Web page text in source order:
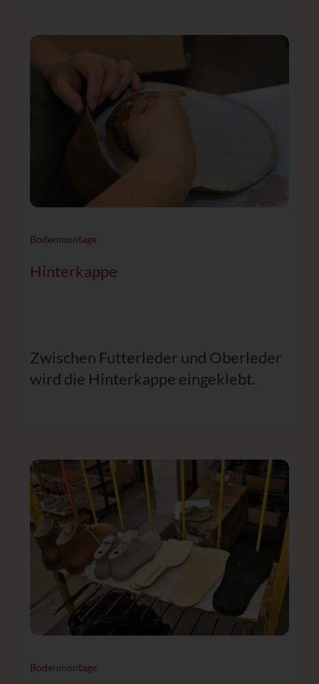
Bodenmontage
Hinterkappe
Zwischen Futterleder und Oberleder
wird die Hinterkappe eingeklebt.
Bodenmontage